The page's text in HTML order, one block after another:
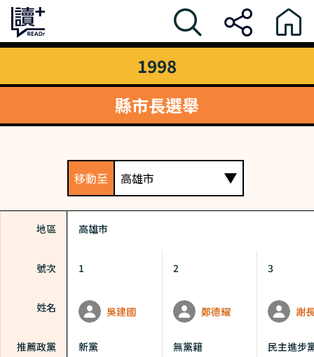
1998
縣市長選舉
移動至 高雄市
地區
號次
姓名
推薦政黨
王建煊
高雄市
1
吳建國
新黨
2
鄭德耀
無黨籍
3
謝
民主進步